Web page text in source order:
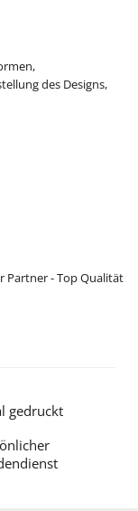
des Designs,
Partner - Top Qualität
gedruckt